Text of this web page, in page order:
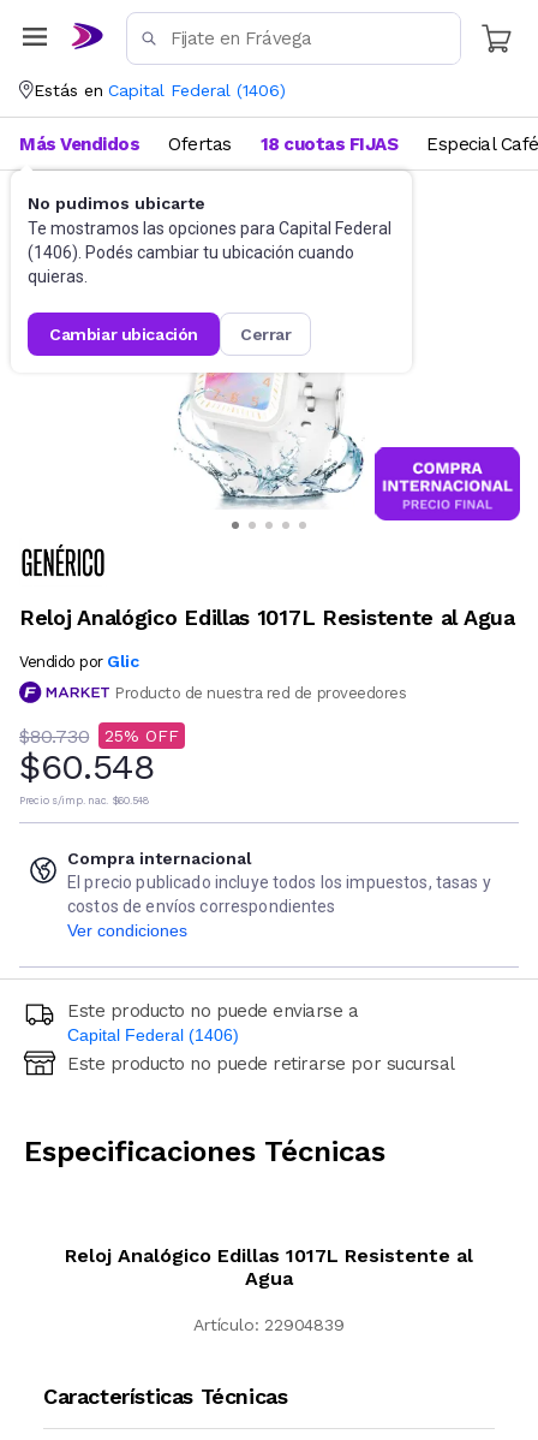
Estás en Capital Federal (1406)
No pudimos ubicarte
Te mostramos las opciones para Capital Federal
(1406). Podés cambiar tu ubicación cuando
quieras.
cambiar ubicación cerrar
Más Vendidos Ofertas 18 cuotas FIJAS Especial Café
Relojes Relojes para niños
Reloj Analógico Edillas 1017L Resistente al Agua
Vendido por Glic
Producto de nuestra red de proveedores
$80.730 25
$60.548
Precio s/imp. nac. $60.548
Compra internacional
El precio publicado incluye todos los impuestos, tasas y
costos de envíos correspondientes
Ver condiciones
Este producto no puede enviarse a
Capital Federal (1406)
Ingresá código postal (sólo números)
Este producto no puede retirarse por sucursal
Especificaciones Técnicas
Reloj Analógico Edillas 1017L Resistente al
Agua
Artículo: 22904839
Características Técnicas